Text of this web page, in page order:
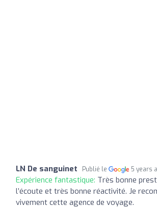
LN De sanguinet Publié le 5 years
Expérience fantastique: Très bonne
l’écoute et très bonne réactivité. Je
vivement cette agence de voyage.